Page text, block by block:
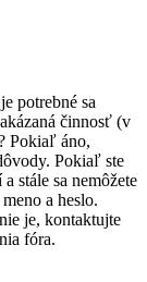
potrebné sa
činnosť (v
Pokiaľ áno,
Pokiaľ ste
stále sa nemôžete
a heslo.
je, kontaktujte
fóra.